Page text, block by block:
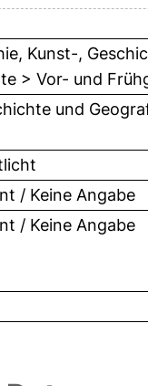
Kunst-,
> Vor- und
und
/ Keine Angabe
/ Keine Angabe